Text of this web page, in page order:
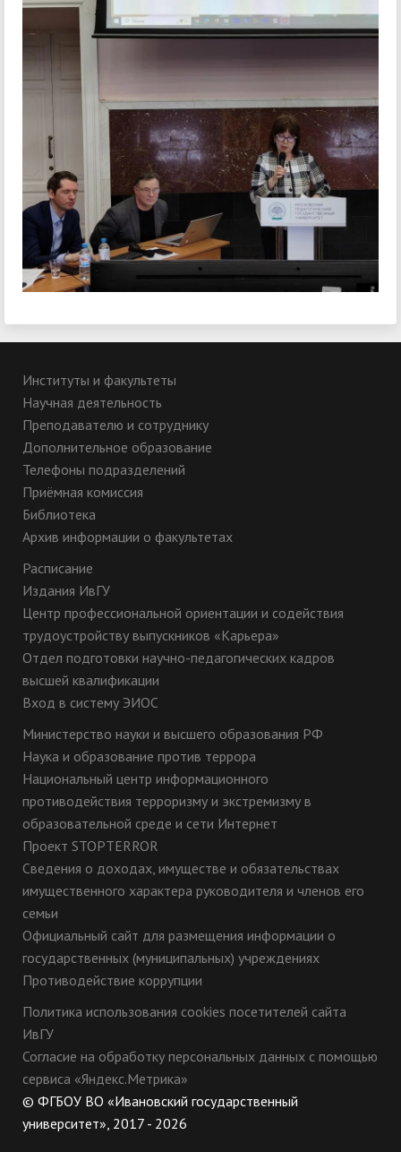
Институты и факультеты
Научная деятельность
Преподавателю и сотруднику
Дополнительное образование
Телефоны подразделений
Приёмная комиссия
Библиотека
Архив информации о факультетах
Расписание
Издания ИвГУ
Центр профессиональной ориентации и содействия
трудоустройству выпускников «Карьера»
Отдел подготовки научно-педагогических кадров
высшей квалификации
Вход в систему ЭИОС
Министерство науки и высшего образования РФ
Наука и образование против террора
Национальный центр информационного
противодействия терроризму и экстремизму в
образовательной среде и сети Интернет
Проект STOPTERROR
Сведения о доходах, имуществе и обязательствах
имущественного характера руководителя и членов его
семьи
Официальный сайт для размещения информации о
государственных (муниципальных) учреждениях
Противодействие коррупции
Политика использования cookies посетителей сайта
ИвГУ
Согласие на обработку персональных данных с помощью
сервиса «Яндекс.Метрика»
© ФГБОУ ВО «Ивановский государственный
университет», 2017 - 2026